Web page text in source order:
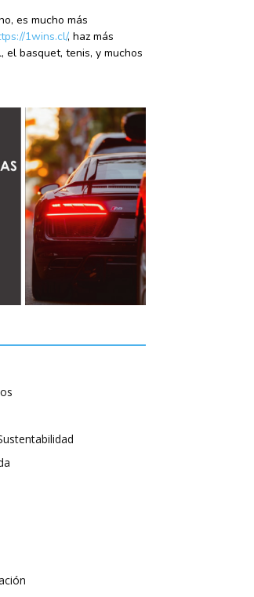
es mucho más
1wins.cl/, haz más
el basquet, tenis, y muchos